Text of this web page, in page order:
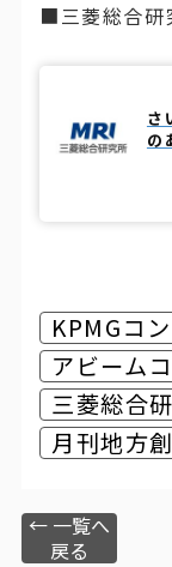
■三菱総合研
さ
の
KPMGコ
アビーム
三菱総合
月刊地方
← 一覧へ
戻る